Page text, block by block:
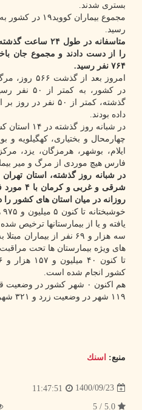
بستری شدند.
رسید.
۷۶۴ نفر رسید.
گذشته، کمتر از ۵۰
داده بودند.
در شبانه
چهارمحال و بختیاری، کهگیلویه و
ایلام، بوشهر، هرمزگان، یزد،
فارس هیچ موردی از مرگ و میر
شرقی و
روزانه در میان استان های کشور را
یافته و یا از بیمارستانها ترخیص شده
های ویژه بیمارستان ها تحت مراقبت
کشور انجام شده است.
۱۱۹ شهر در وضعیت زرد و ۳۲۱ شهر در وضعیت آبی قرار دارند.
منبع: اسنك
1400/09/23
11:47:51